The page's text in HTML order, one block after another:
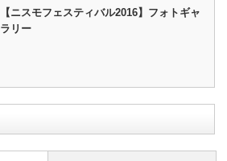
【ニスモフェスティバル2016】フォトギャ
ラリー